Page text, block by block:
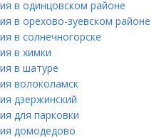
в одинцовском районе
в орехово-зуевском районе
в солнечногорске
в химки
в шатуре
волоколамск
дзержинский
для парковки
домодедово